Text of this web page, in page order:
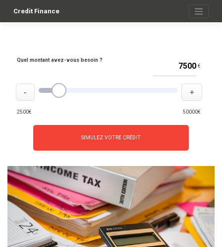
Credit Finance
Quel montant avez-vous besoin ?
€
- +
2500€ 50000€
SIMULEZ VOTRE CRÉDIT